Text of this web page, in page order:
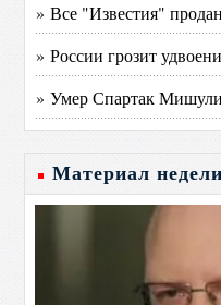
» Все "Известия"
» России грозит
» Умер Спартак
Материал недели